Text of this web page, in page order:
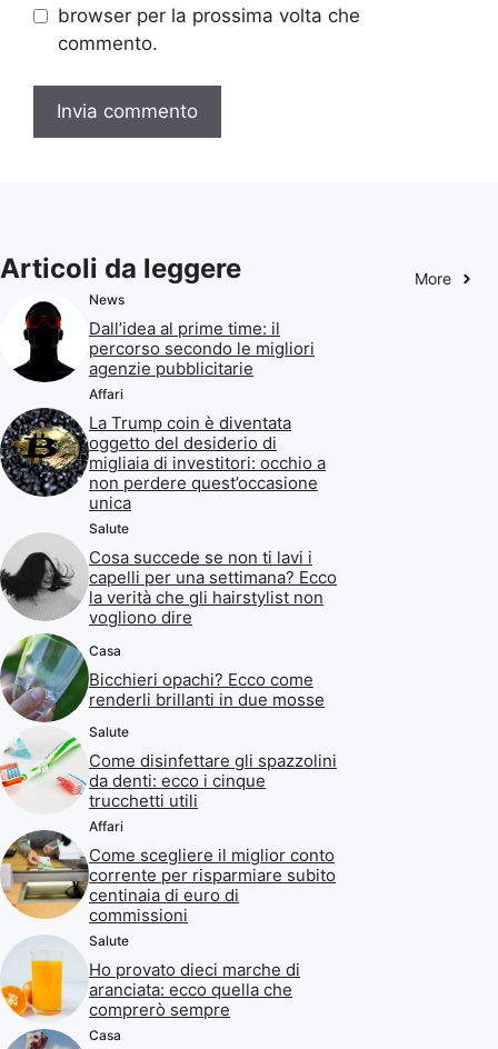
browser per la prossima volta che
commento.
Articoli da leggere More
News
Dall’idea al prime time: il
percorso secondo le migliori
agenzie pubblicitarie
Affari
La Trump coin è diventata
oggetto del desiderio di
migliaia di investitori: occhio a
non perdere quest’occasione
unica
Salute
Cosa succede se non ti lavi i
capelli per una settimana? Ecco
la verità che gli hairstylist non
vogliono dire
Casa
Bicchieri opachi? Ecco come
renderli brillanti in due mosse
Salute
Come disinfettare gli spazzolini
da denti: ecco i cinque
trucchetti utili
Affari
Come scegliere il miglior conto
corrente per risparmiare subito
centinaia di euro di
commissioni
Salute
Ho provato dieci marche di
aranciata: ecco quella che
comprerò sempre
Casa